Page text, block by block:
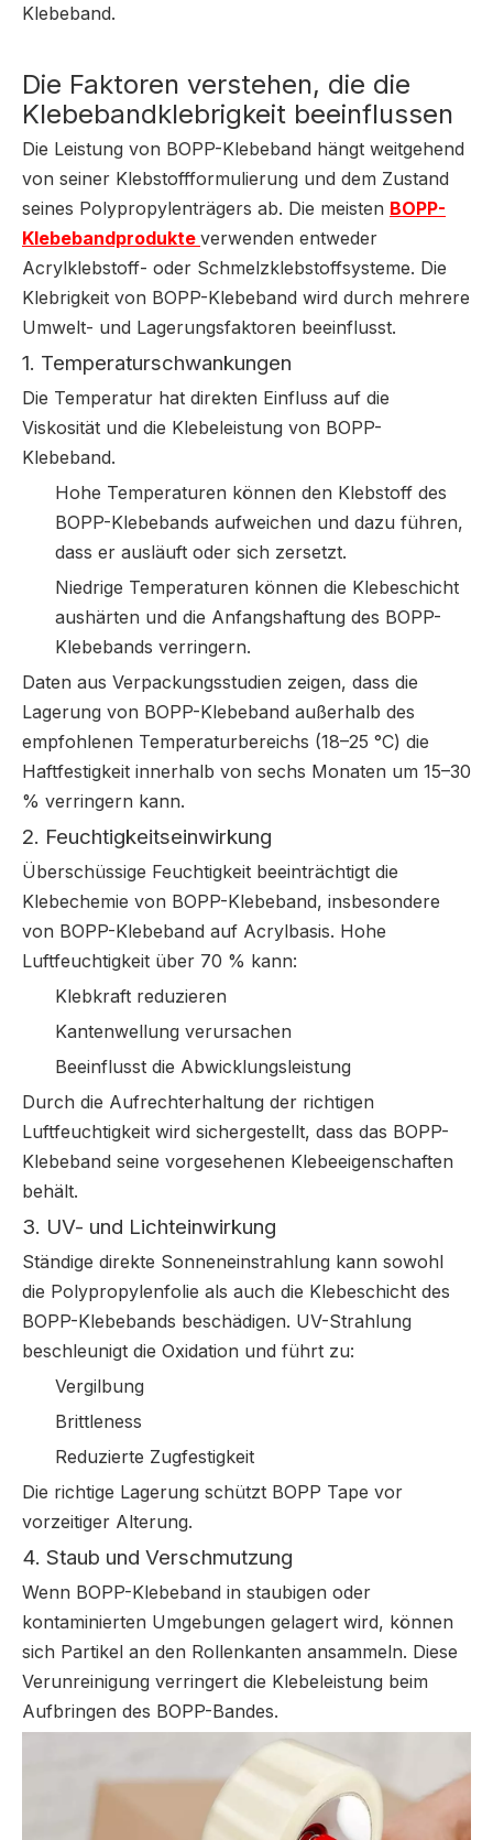
Klebeband.
Die Faktoren verstehen, die die
Klebebandklebrigkeit beeinflussen
Die Leistung von BOPP-Klebeband hängt weitgehend
von seiner Klebstoffformulierung und dem Zustand
seines Polypropylenträgers ab. Die meisten BOPP-
Klebebandprodukte verwenden entweder
Acrylklebstoff- oder Schmelzklebstoffsysteme. Die
Klebrigkeit von BOPP-Klebeband wird durch mehrere
Umwelt- und Lagerungsfaktoren beeinflusst.
1. Temperaturschwankungen
Die Temperatur hat direkten Einfluss auf die
Viskosität und die Klebeleistung von BOPP-
Klebeband.
Hohe Temperaturen können den Klebstoff des
BOPP-Klebebands aufweichen und dazu führen,
dass er ausläuft oder sich zersetzt.
Niedrige Temperaturen können die Klebeschicht
aushärten und die Anfangshaftung des BOPP-
Klebebands verringern.
Daten aus Verpackungsstudien zeigen, dass die
Lagerung von BOPP-Klebeband außerhalb des
empfohlenen Temperaturbereichs (18–25 °C) die
Haftfestigkeit innerhalb von sechs Monaten um 15–30
% verringern kann.
2. Feuchtigkeitseinwirkung
Überschüssige Feuchtigkeit beeinträchtigt die
Klebechemie von BOPP-Klebeband, insbesondere
von BOPP-Klebeband auf Acrylbasis. Hohe
Luftfeuchtigkeit über 70 % kann:
Klebkraft reduzieren
Kantenwellung verursachen
Beeinflusst die Abwicklungsleistung
Durch die Aufrechterhaltung der richtigen
Luftfeuchtigkeit wird sichergestellt, dass das BOPP-
Klebeband seine vorgesehenen Klebeeigenschaften
behält.
3. UV- und Lichteinwirkung
Ständige direkte Sonneneinstrahlung kann sowohl
die Polypropylenfolie als auch die Klebeschicht des
BOPP-Klebebands beschädigen. UV-Strahlung
beschleunigt die Oxidation und führt zu:
Vergilbung
Brittleness
Reduzierte Zugfestigkeit
Die richtige Lagerung schützt BOPP Tape vor
vorzeitiger Alterung.
4. Staub und Verschmutzung
Wenn BOPP-Klebeband in staubigen oder
kontaminierten Umgebungen gelagert wird, können
sich Partikel an den Rollenkanten ansammeln. Diese
Verunreinigung verringert die Klebeleistung beim
Aufbringen des BOPP-Bandes.